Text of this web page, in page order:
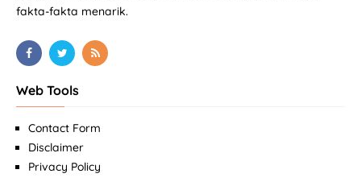
fakta-fakta menarik.
Web Tools
Contact Form
Disclaimer
Privacy Policy